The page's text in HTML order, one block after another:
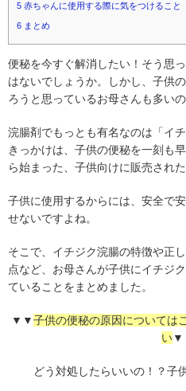
5 赤ちゃんに使用する際に気をつけること
6 まとめ
便秘を今すぐ解消したい！そう思
はないでしょうか。しかし、子供
ろうと思っているお母さんも多い
浣腸剤でもっとも有名なのは「イ
きっかけは、子供の便秘を一刻も
ら始まった、子供向けに販売され
子供に使用するからには、安全で
せないですよね。
そこで、イチジク浣腸の特徴や正
点など、お母さんが子供にイチジ
ていることをまとめました。
▼▼子供の便秘の原因については
い
どう対処したらいいの！？子